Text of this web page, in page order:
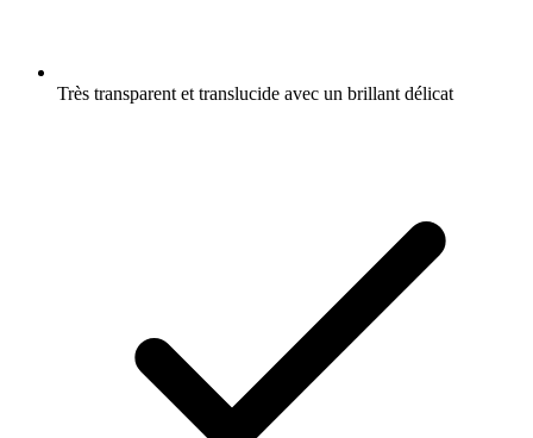
Très transparent et translucide avec un brillant délicat